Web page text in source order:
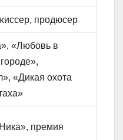
продюсер
«Любовь в
«Дикая охота
премия